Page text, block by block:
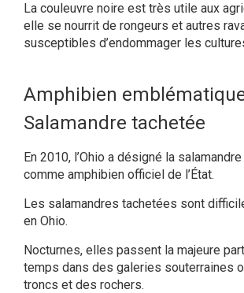
La couleuvre noire est très utile aux
elle se nourrit de rongeurs et autres
susceptibles d’endommager les
Amphibien emblématique
Salamandre tachetée
En 2010, l’Ohio a désigné la
comme amphibien officiel de l’État.
Les salamandres tachetées sont
en Ohio.
Nocturnes, elles passent la majeure
temps dans des galeries souterraines
troncs et des rochers.